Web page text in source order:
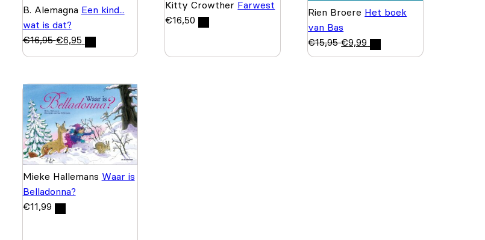
B. Alemagna Een kind...
wat is dat?
€16,95 €6,95
Kitty Crowther Farwest
€16,50
Rien Broere Het boek
van Bas
€15,95 €9,99
Mieke Hallemans Waar is
Belladonna?
€11,99